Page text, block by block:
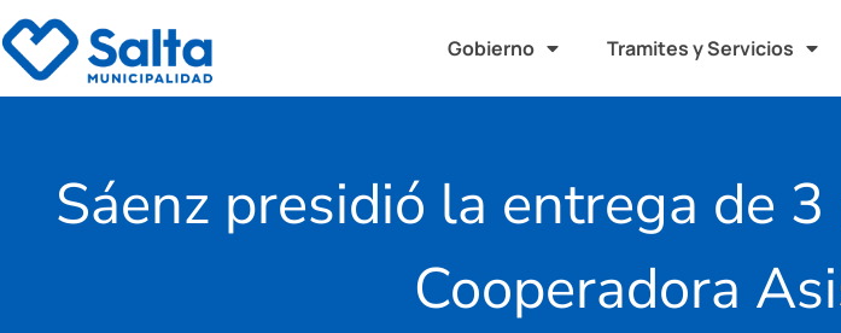
Gobierno Tramites y Servicios
Sáenz presidió la entrega de
Cooperadora